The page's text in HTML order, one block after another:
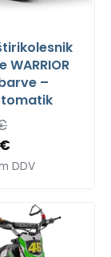
–
€
DDV